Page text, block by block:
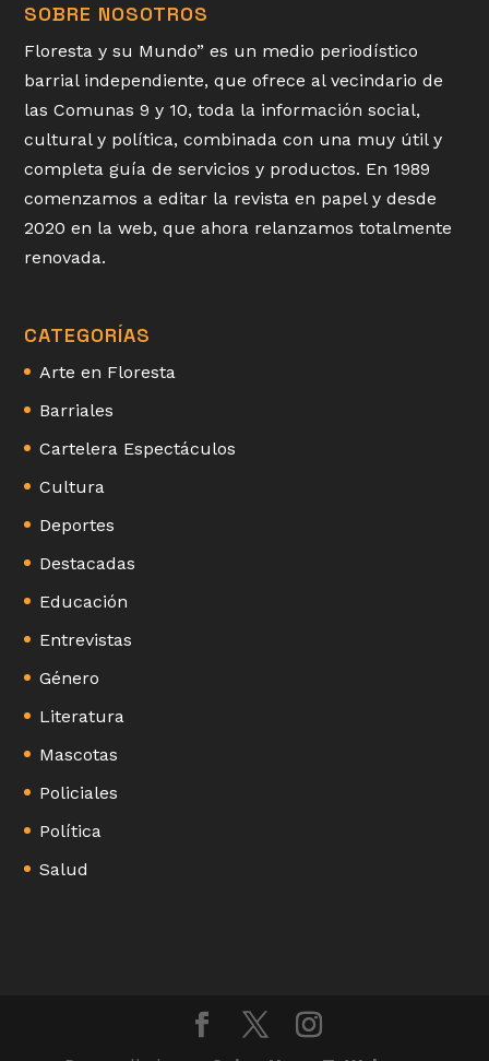
SOBRE NOSOTROS
Floresta y su Mundo” es un medio periodístico
barrial independiente, que ofrece al vecindario de
las Comunas 9 y 10, toda la información social,
cultural y política, combinada con una muy útil y
completa guía de servicios y productos. En 1989
comenzamos a editar la revista en papel y desde
2020 en la web, que ahora relanzamos totalmente
renovada.
CATEGORÍAS
Arte en Floresta
Barriales
Cartelera Espectáculos
Cultura
Deportes
Destacadas
Educación
Entrevistas
Género
Literatura
Mascotas
Policiales
Política
Salud